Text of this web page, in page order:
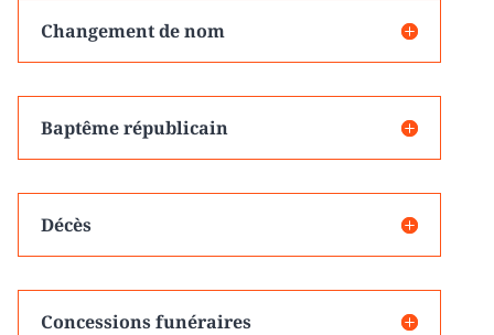
Changement de nom
Baptême républicain
Décès
Concessions funéraires